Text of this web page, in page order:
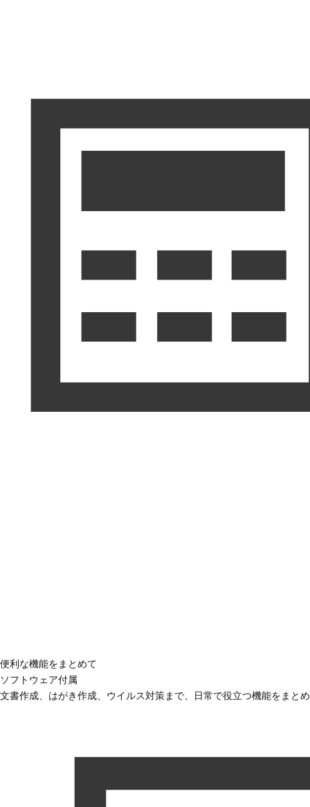
便利な機能をまとめて
ソフトウェア付属
文書作成、はがき作成、ウイルス対策まで、日常で役立つ機能をまと